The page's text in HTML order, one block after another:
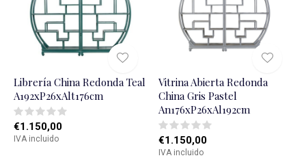
Librería China Redonda Teal
A192xP26xAlt176cm
€1.150,00
IVA incluido
Vitrina Abierta Redonda
China Gris Pastel
An176xP26xAl192cm
€1.150,00
IVA incluido